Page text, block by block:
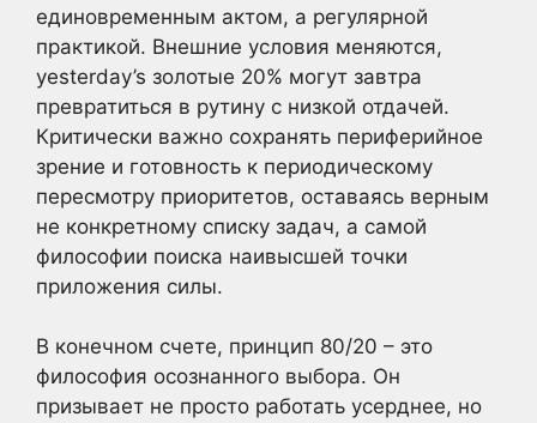
единовременным актом, а регулярной
практикой. Внешние условия меняются,
yesterday’s золотые 20% могут завтра
превратиться в рутину с низкой отдачей.
Критически важно сохранять периферийное
зрение и готовность к периодическому
пересмотру приоритетов, оставаясь верным
не конкретному списку задач, а самой
философии поиска наивысшей точки
приложения силы.
В конечном счете, принцип 80/20 – это
философия осознанного выбора. Он
призывает не просто работать усерднее, но